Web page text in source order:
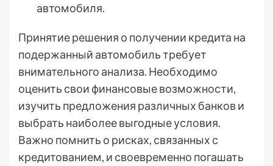
автомобиля.
Принятие решения о получении кредита на
подержанный автомобиль требует
внимательного анализа. Необходимо
оценить свои финансовые возможности,
изучить предложения различных банков и
выбрать наиболее выгодные условия.
Важно помнить о рисках, связанных с
кредитованием, и своевременно погашать